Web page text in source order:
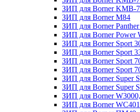
ЗИП для Borner KMB-
ЗИП для Borner M84
ЗИП для Borner Panther
ЗИП для Borner Power
ЗИП для Borner Sport
ЗИП для Borner Sport
ЗИП для Borner Sport
ЗИП для Borner Sport
ЗИП для Borner Super
ЗИП для Borner Super
ЗИП для Borner
ЗИП для Borner WC401